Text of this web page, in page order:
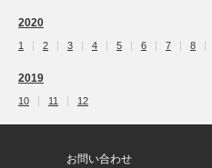
2020
1 2 3 4 5 6 7 8
2019
10 11 12
お問い合わせ